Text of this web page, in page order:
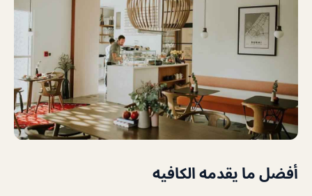
أفضل ما يقدمه الكافيه